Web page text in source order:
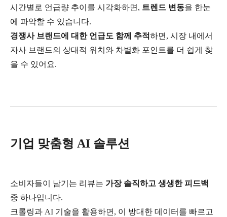
시간별로 언급량 추이를 시각화하면, 트렌드 변동을 한눈
에 파악할 수 있습니다.
경쟁사 브랜드에 대한 언급도 함께 추적하면, 시장 내에서
자사 브랜드의 상대적 위치와 차별화 포인트를 더 쉽게 찾
을 수 있어요.
기업 맞춤형 AI 솔루션
소비자들이 남기는 리뷰는 가장 솔직하고 생생한 피드백
중 하나입니다.
크롤링과 AI 기술을 활용하면, 이 방대한 데이터를 빠르고